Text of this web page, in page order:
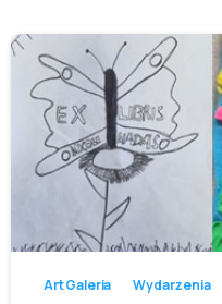
Art Galeria Wydarzenia